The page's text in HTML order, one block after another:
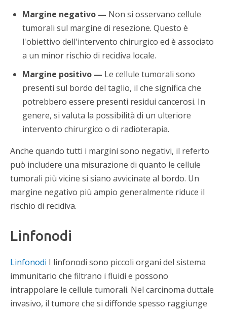
Margine negativo — Non si osservano cellule
tumorali sul margine di resezione. Questo è
l'obiettivo dell'intervento chirurgico ed è associato
a un minor rischio di recidiva locale.
Margine positivo — Le cellule tumorali sono
presenti sul bordo del taglio, il che significa che
potrebbero essere presenti residui cancerosi. In
genere, si valuta la possibilità di un ulteriore
intervento chirurgico o di radioterapia.
Anche quando tutti i margini sono negativi, il referto
può includere una misurazione di quanto le cellule
tumorali più vicine si siano avvicinate al bordo. Un
margine negativo più ampio generalmente riduce il
rischio di recidiva.
Linfonodi
Linfonodi I linfonodi sono piccoli organi del sistema
immunitario che filtrano i fluidi e possono
intrappolare le cellule tumorali. Nel carcinoma duttale
invasivo, il tumore che si diffonde spesso raggiunge